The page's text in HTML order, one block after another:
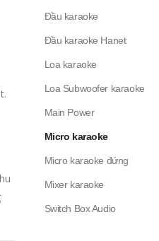
Đầu karaoke
Đầu karaoke Hanet
Loa karaoke
Loa Subwoofer karaoke
Main Power
Micro karaoke
Micro karaoke đứng
Mixer karaoke
Switch Box Audio